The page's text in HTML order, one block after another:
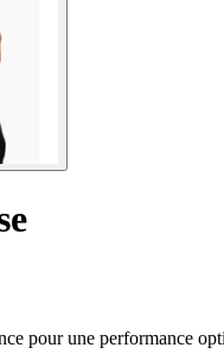
pour une performance